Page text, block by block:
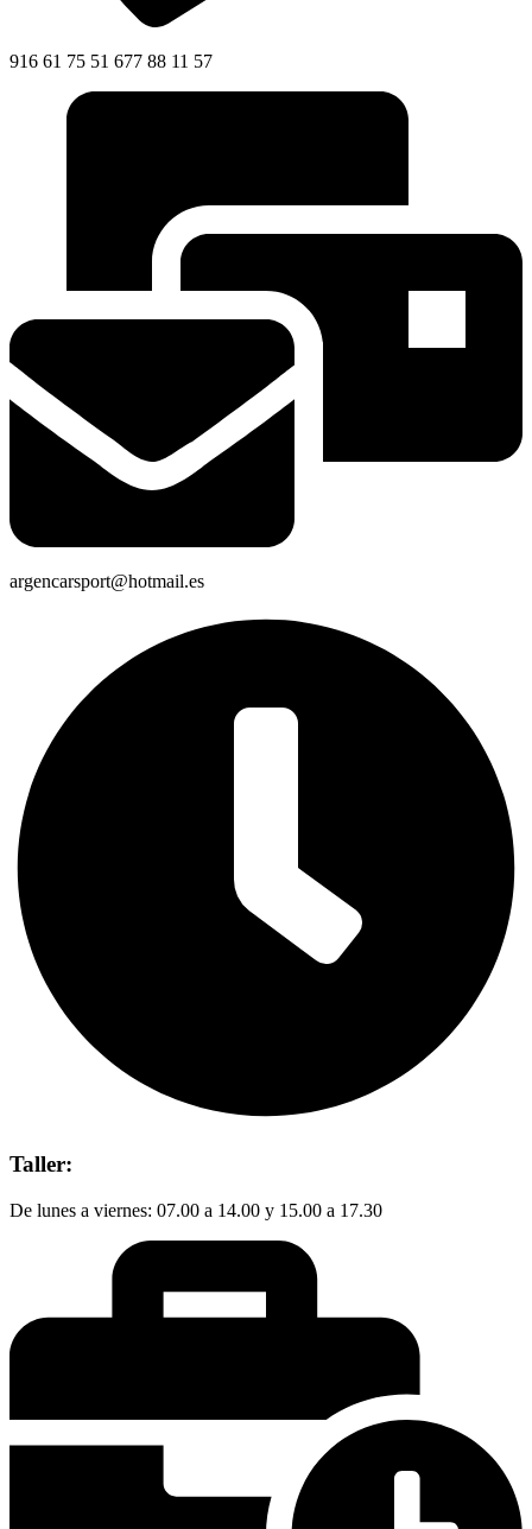
916 61 75 51 677 88 11 57
argencarsport@hotmail.es
Taller:
De lunes a viernes: 07.00 a 14.00 y 15.00 a 17.30